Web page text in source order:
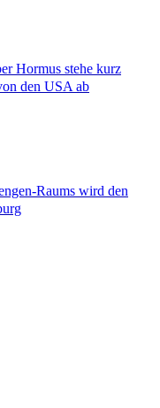
Hormus stehe kurz
den USA ab
Raums wird den